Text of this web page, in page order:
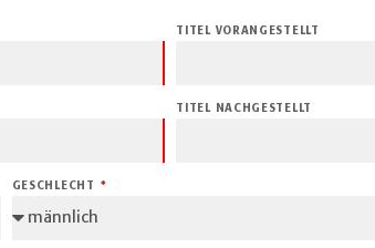
TITEL VORANGESTELLT
TITEL NACHGESTELLT
GESCHLECHT